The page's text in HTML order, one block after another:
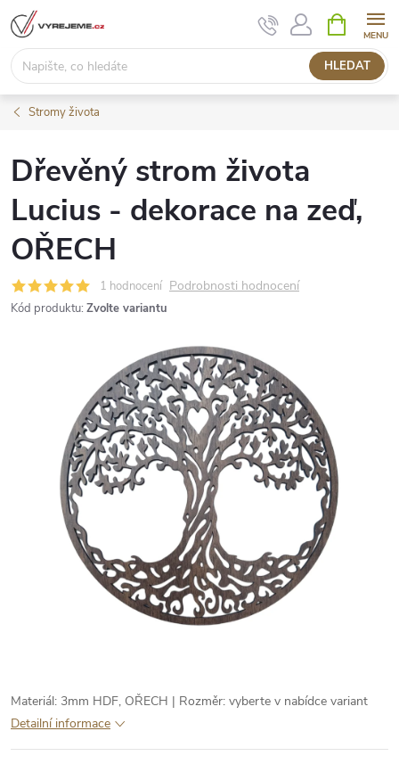
Přejít
na
obsah
HLEDAT
NÁKUPNÍ
KOŠÍK
Stromy života
Dřevěný strom života
Lucius - dekorace na zeď,
OŘECH
1 hodnocení Podrobnosti hodnocení
Kód produktu: Zvolte variantu
Materiál: 3mm HDF, OŘECH | Rozměr: vyberte v nabídce variant
Detailní informace